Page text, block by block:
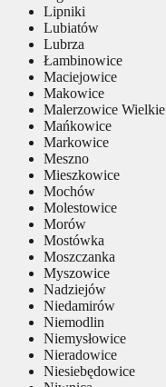
Lipniki
Lubiatów
Lubrza
Łambinowice
Maciejowice
Makowice
Malerzowice Wielkie
Mańkowice
Markowice
Meszno
Mieszkowice
Mochów
Molestowice
Morów
Mostówka
Moszczanka
Myszowice
Nadziejów
Niedamirów
Niemodlin
Niemysłowice
Nieradowice
Niesiebędowice